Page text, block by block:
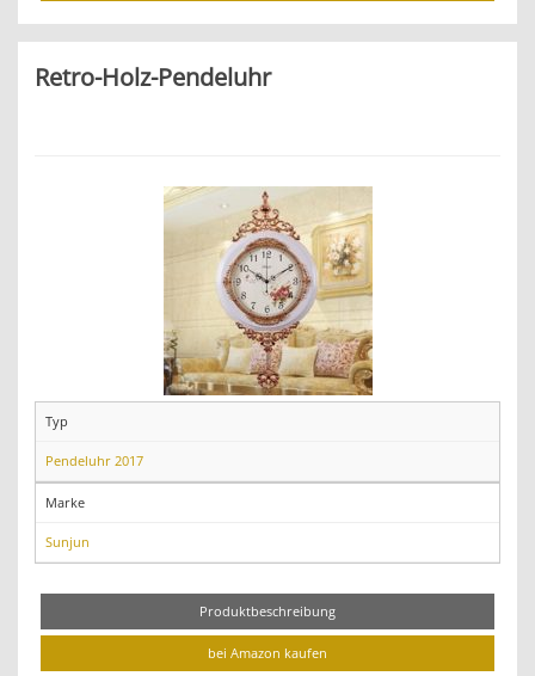
Retro-Holz-Pendeluhr
Typ
Pendeluhr 2017
Marke
Sunjun
Produktbeschreibung
bei Amazon kaufen